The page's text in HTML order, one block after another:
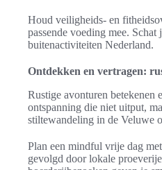
Houd veiligheids- en
passende voeding mee.
buitenactiviteiten Nederland.
Ontdekken en vertragen:
Rustige avonturen betekenen
ontspanning die niet uitput,
stiltewandeling in de Veluwe
Plan een mindful vrije dag
gevolgd door lokale